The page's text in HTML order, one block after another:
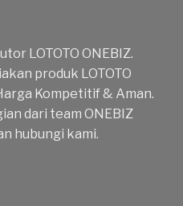
LOTOTO ONEBIZ.
produk LOTOTO
Kompetitif & Aman.
dari team ONEBIZ
hubungi kami.